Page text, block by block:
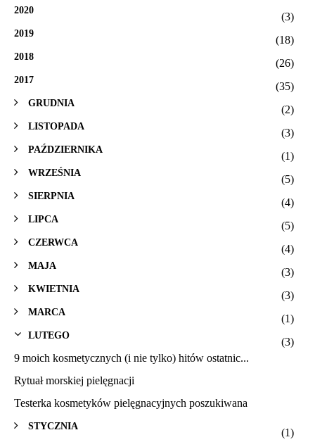
2020
(3)
2019
(18)
2018
(26)
2017
(35)
GRUDNIA
(2)
LISTOPADA
(3)
PAŹDZIERNIKA
(1)
WRZEŚNIA
(5)
SIERPNIA
(4)
LIPCA
(5)
CZERWCA
(4)
MAJA
(3)
KWIETNIA
(3)
MARCA
(1)
LUTEGO
(3)
9 moich kosmetycznych (i nie tylko) hitów ostatnic...
Rytuał morskiej pielęgnacji
Testerka kosmetyków pielęgnacyjnych poszukiwana
STYCZNIA
(1)